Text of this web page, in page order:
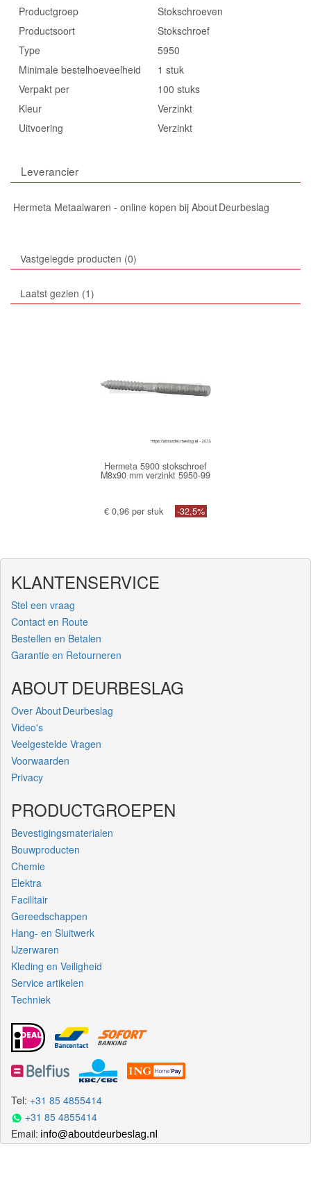
Productgroep
Stokschroeven
Productsoort
Stokschroef
Type
5950
Minimale bestelhoeveelheid
1 stuk
Verpakt per
100 stuks
Kleur
Verzinkt
Uitvoering
Verzinkt
Leverancier
Hermeta Metaalwaren - online kopen bij About Deurbeslag
Vastgelegde producten 0
Laatst gezien 1
Hermeta 5900 stokschroef
M8x90 mm verzinkt 5950-99
€ 0,96 per stuk -32,5%
KLANTENSERVICE
Stel een vraag
Contact en Route
Bestellen en Betalen
Garantie en Retourneren
ABOUT DEURBESLAG
Over About Deurbeslag
Video's
Veelgestelde Vragen
Voorwaarden
Privacy
PRODUCTGROEPEN
Bevestigingsmaterialen
Bouwproducten
Chemie
Elektra
Facilitair
Gereedschappen
Hang- en Sluitwerk
IJzerwaren
Kleding en Veiligheid
Service artikelen
Techniek
Tel: +31 85 4855414
+31 85 4855414
Email: